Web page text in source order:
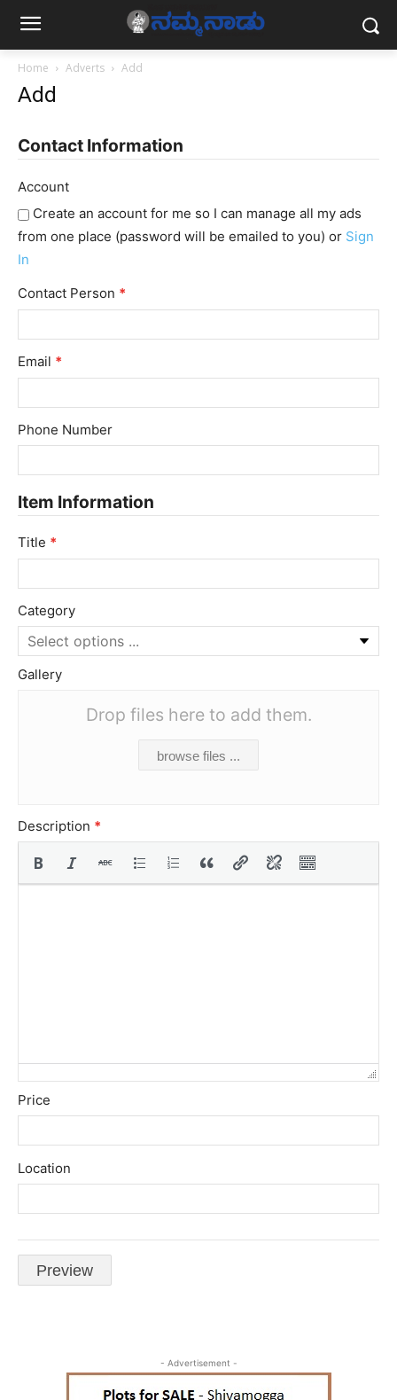
Home Adverts Add
Add
Contact Information
Account
Create an account for me so I can manage all my ads
from one place (password will be emailed to you) or Sign
In
Contact Person *
Email *
Phone Number
Item Information
Title *
Category
Gallery
Drop files here to add them.
browse files ...
Description *
Price
Location
- Advertisement -